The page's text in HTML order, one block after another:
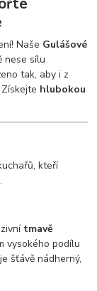
Naše Gulášové
nese sílu
tak, aby i z
hlubokou
kteří
tmavě
vysokého podílu
šťávě nádherný,